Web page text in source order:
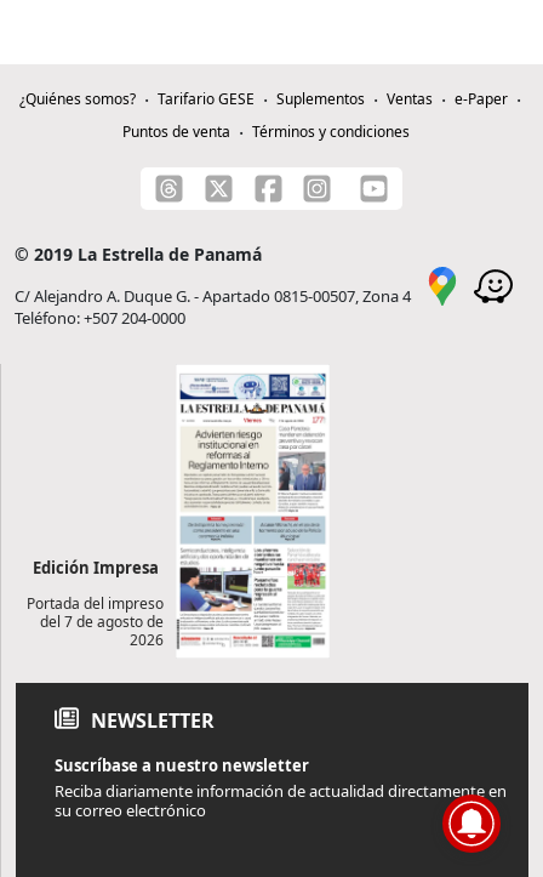
¿Quiénes somos? Tarifario GESE Suplementos Ventas
e-Paper
Puntos de venta
Términos y condiciones
© 2019 La Estrella de Panamá
C/ Alejandro A. Duque G. - Apartado 0815-00507, Zona 4
Teléfono: +507 204-0000
Edición Impresa
Portada del impreso
del 7 de agosto de
2026
NEWSLETTER
Suscríbase a nuestro newsletter
Reciba diariamente información de actualidad directamente en
su correo electrónico